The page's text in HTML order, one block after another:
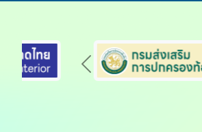
Previous